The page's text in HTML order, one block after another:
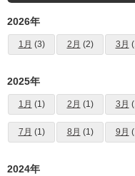
2026年
1月 (3) 2月 (2) 3月
2025年
1月 (1) 2月 (1) 3月
7月 (1) 8月 (1) 9月
2024年